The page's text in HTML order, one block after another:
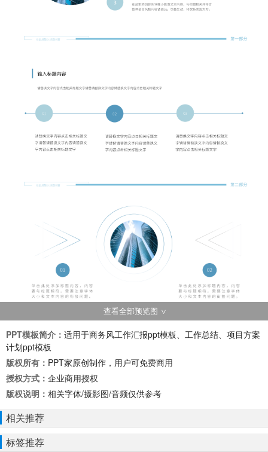
查看全部预览图
PPT模板简介： 适用于商务风工作汇报ppt模板、工作总结、项目方案
计划ppt模板
版权所有： PPT家原创制作，用户可免费商用
授权方式： 企业商用授权
版权说明： 相关字体/摄影图/音频仅供参考
相关推荐
标签推荐